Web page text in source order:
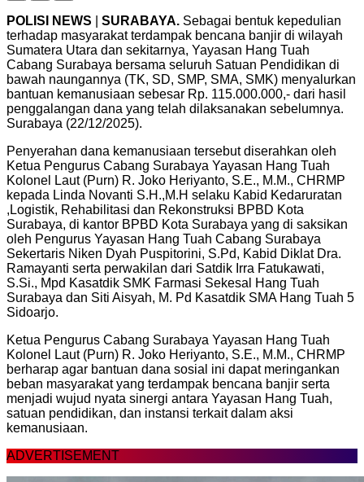
POLISI NEWS SURABAYA. Sebagai bentuk kepedulian
terhadap masyarakat terdampak bencana banjir di wilayah
Sumatera Utara dan sekitarnya, Yayasan Hang Tuah
Cabang Surabaya bersama seluruh Satuan Pendidikan di
bawah naungannya (TK, SD, SMP, SMA, SMK) menyalurkan
bantuan kemanusiaan sebesar Rp. 115.000.000,- dari hasil
penggalangan dana yang telah dilaksanakan sebelumnya.
Surabaya (22/12/2025).
Penyerahan dana kemanusiaan tersebut diserahkan oleh
Ketua Pengurus Cabang Surabaya Yayasan Hang Tuah
Kolonel Laut (Purn) R. Joko Heriyanto, S.E., M.M., CHRMP
kepada Linda Novanti S.H.,M.H selaku Kabid Kedaruratan
,Logistik, Rehabilitasi dan Rekonstruksi BPBD Kota
Surabaya, di kantor BPBD Kota Surabaya yang di saksikan
oleh Pengurus Yayasan Hang Tuah Cabang Surabaya
Sekertaris Niken Dyah Puspitorini, S.Pd, Kabid Diklat Dra.
Ramayanti serta perwakilan dari Satdik Irra Fatukawati,
S.Si., Mpd Kasatdik SMK Farmasi Sekesal Hang Tuah
Surabaya dan Siti Aisyah, M. Pd Kasatdik SMA Hang Tuah 5
Sidoarjo.
Ketua Pengurus Cabang Surabaya Yayasan Hang Tuah
Kolonel Laut (Purn) R. Joko Heriyanto, S.E., M.M., CHRMP
berharap agar bantuan dana sosial ini dapat meringankan
beban masyarakat yang terdampak bencana banjir serta
menjadi wujud nyata sinergi antara Yayasan Hang Tuah,
satuan pendidikan, dan instansi terkait dalam aksi
kemanusiaan.
ADVERTISEMENT